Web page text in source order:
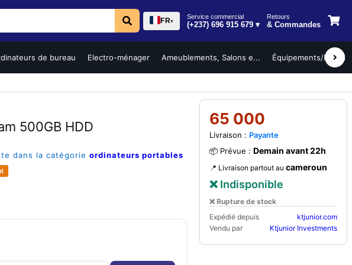
FR▾
Service commercial
(+237) 696 915 679 ▾
Retours
& Commandes
de bureau Electro-ménager Ameublements, Salons e... Équipements/
500GB HDD
dans la catégorie ordinateurs portables
65 000
Livraison : Payante
📦 Prévue : Demain avant 22h
📍 Livraison partout au cameroun
❌ Indisponible
❌ Rupture de stock
Expédié depuis
ktjunior.com
Vendu par
Ktjunior Investments